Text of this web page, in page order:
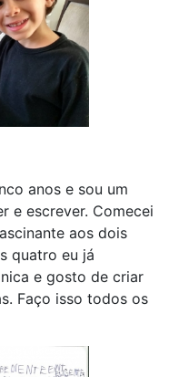
anos e sou um
e escrever. Comecei
aos dois
quatro eu já
e gosto de criar
Faço isso todos os